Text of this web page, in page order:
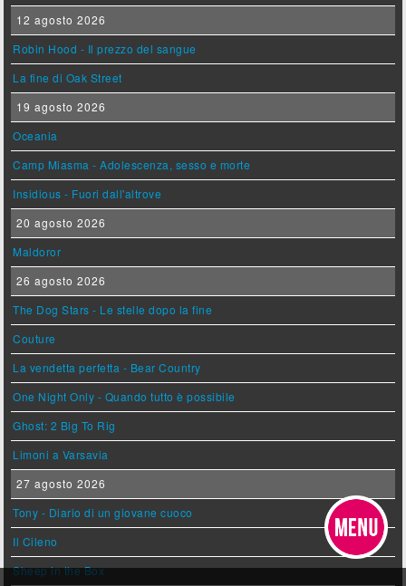
12 agosto 2026
Robin Hood - Il prezzo del sangue
La fine di Oak Street
19 agosto 2026
Oceania
Camp Miasma - Adolescenza, sesso e morte
Insidious - Fuori dall'altrove
20 agosto 2026
Maldoror
26 agosto 2026
The Dog Stars - Le stelle dopo la fine
Couture
La vendetta perfetta - Bear Country
One Night Only - Quando tutto è possibile
Ghost: 2 Big To Rig
Limoni a Varsavia
27 agosto 2026
Tony - Diario di un giovane cuoco
Il Cileno
Sheep in the Box